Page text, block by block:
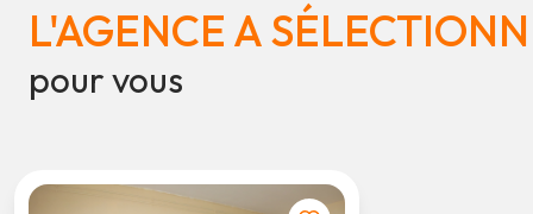
L'AGENCE A
pour vous